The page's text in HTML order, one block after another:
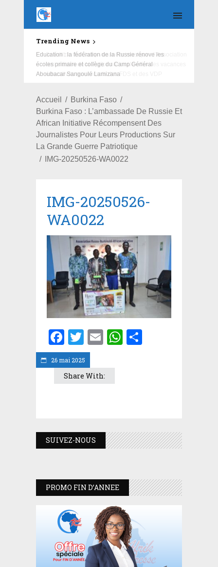
Trending News
Education : la fédération de la Russie rénove les
écoles primaire et collège du Camp Général
Aboubacar Sangoulé Lamizana
Accueil
Burkina Faso
Burkina Faso : L’ambassade De Russie Et
African Initiative Récompensent Des
Journalistes Pour Leurs Productions Sur
La Grande Guerre Patriotique
IMG-20250526-WA0022
26 mai 2025
IMG-20250526-
WA0022
Facebook
Twitter
EmailWhatsApp
Share With:
SUIVEZ-NOUS
PROMO FIN D’ANNEE